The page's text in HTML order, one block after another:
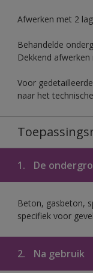
Afwerken met 2
Behandelde
Dekkend
Voor
naar het
1. De
Beton, gasbeton,
specifiek voor
2. Na gebruik